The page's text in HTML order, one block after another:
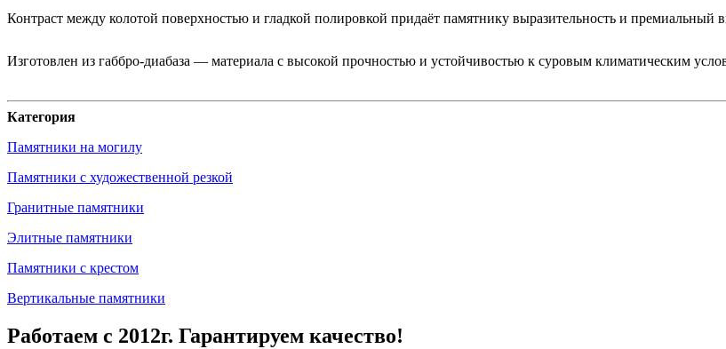
Контраст между колотой поверхностью и гладкой полировкой придаёт памятнику выразительность и премиальный
Изготовлен из габбро-диабаза — материала с высокой прочностью и устойчивостью к суровым климатическим
Категория
Памятники на могилу
Памятники с художественной резкой
Гранитные памятники
Элитные памятники
Памятники с крестом
Вертикальные памятники
Работаем с 2012г. Гарантируем качество!